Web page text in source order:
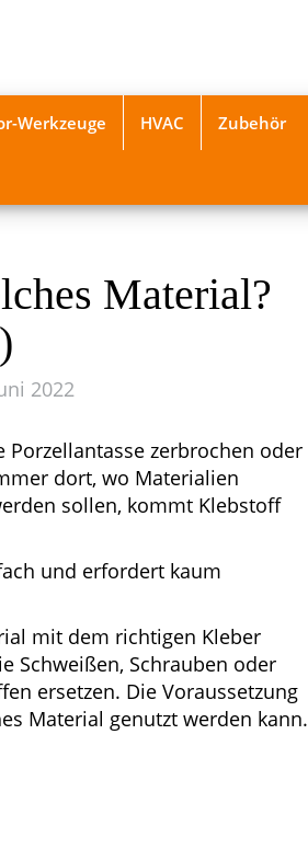
Werkzeuge HVAC Zubehör
Material?
2022
zerbrochen oder
dort, wo Materialien
sollen, kommt Klebstoff
und erfordert kaum
mit dem richtigen Kleber
Schweißen, Schrauben oder
ersetzen. Die Voraussetzung
Material genutzt werden kann.